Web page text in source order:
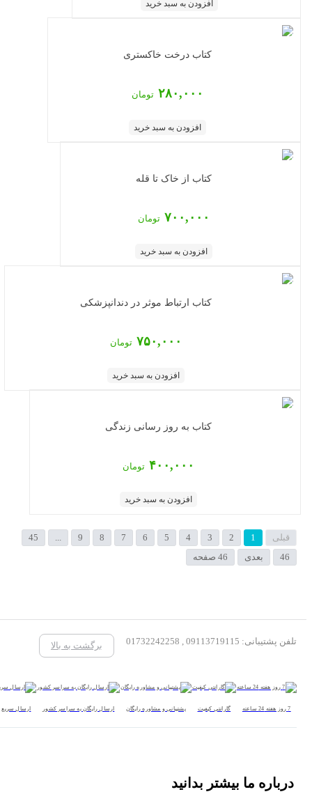
افزودن به سبد خرید
کتاب درخت خاکستری
۲۸۰,۰۰۰ تومان
افزودن به سبد خرید
کتاب از خاک تا قله
۷۰۰,۰۰۰ تومان
افزودن به سبد خرید
کتاب ارتباط موثر در دندانپزشکی
۷۵۰,۰۰۰ تومان
افزودن به سبد خرید
کتاب به روز رسانی زندگی
۴۰۰,۰۰۰ تومان
افزودن به سبد خرید
قبلی
بعدی
تلفن پشتیبانی: 09113719115 , 01732242258 برگشت به بالا
گارانتی کیفیت پشتیبانی و مشاوره رایگان ارسال رایگان به سراسر کشور ارسال سریع
درباره ما بیشتر بدانید